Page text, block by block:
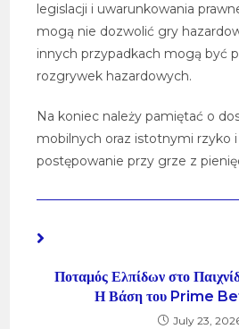
legislacji i uwarunkowania
mogą nie dozwolić gry
innych przypadkach mogą być
rozgrywek hazardowych.
Na koniec należy pamiętać o
mobilnych oraz istotnymi rzyko
postępowanie przy grze z
Ποταμός Ελπίδων στο
Η Βάση του Prime
July 23,